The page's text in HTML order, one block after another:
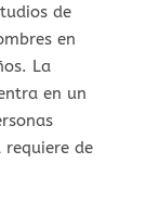
de
en
La
en un
de